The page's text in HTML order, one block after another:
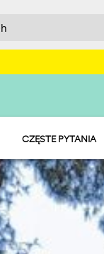
CZĘSTE PYTANIA